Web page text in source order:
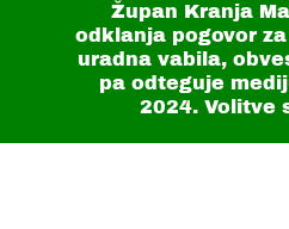
Župan Kranja
odklanja pogovor
uradna vabila,
pa odteguje
2024. Volitve